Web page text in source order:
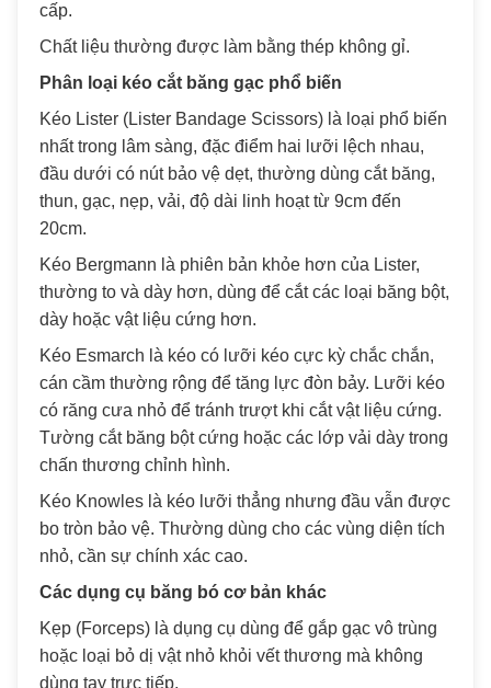
cấp.
Chất liệu thường được làm bằng thép không gỉ.
Phân loại kéo cắt băng gạc phổ biến
Kéo Lister (Lister Bandage Scissors) là loại phổ biến
nhất trong lâm sàng, đặc điểm hai lưỡi lệch nhau,
đầu dưới có nút bảo vệ dẹt, thường dùng cắt băng,
thun, gạc, nẹp, vải, độ dài linh hoạt từ 9cm đến
20cm.
Kéo Bergmann là phiên bản khỏe hơn của Lister,
thường to và dày hơn, dùng để cắt các loại băng bột,
dày hoặc vật liệu cứng hơn.
Kéo Esmarch là kéo có lưỡi kéo cực kỳ chắc chắn,
cán cầm thường rộng để tăng lực đòn bảy. Lưỡi kéo
có răng cưa nhỏ để tránh trượt khi cắt vật liệu cứng.
Tường cắt băng bột cứng hoặc các lớp vải dày trong
chấn thương chỉnh hình.
Kéo Knowles là kéo lưỡi thẳng nhưng đầu vẫn được
bo tròn bảo vệ. Thường dùng cho các vùng diện tích
nhỏ, cần sự chính xác cao.
Các dụng cụ băng bó cơ bản khác
Kẹp (Forceps) là dụng cụ dùng để gắp gạc vô trùng
hoặc loại bỏ dị vật nhỏ khỏi vết thương mà không
dùng tay trực tiếp.